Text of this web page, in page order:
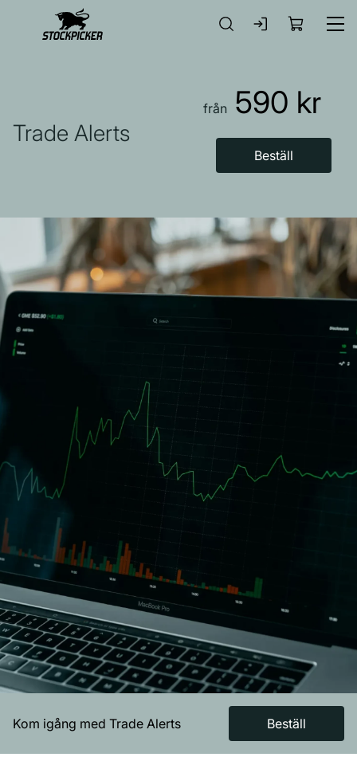
Gå till huvudinnehåll
Trade Alerts
från 590 kr
Beställ
Kom igång med Trade Alerts Beställ